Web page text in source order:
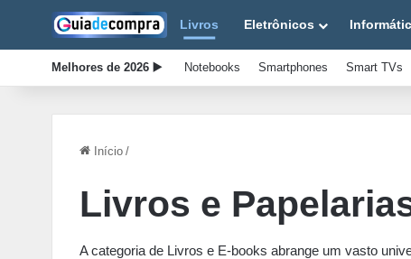
Livros Eletrônicos
Melhores de 2026 ▶️ Notebooks Smartphones Smart TVs
Início /
Livros e
A categoria de Livros e E-books abrange um vasto